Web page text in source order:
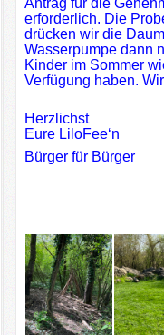
Antrag für die
erforderlich. Die
drücken wir die
Wasserpumpe dann
Kinder im Sommer
Verfügung haben.
Herzlichst
Eure LiloFee‘n
Bürger für Bürger